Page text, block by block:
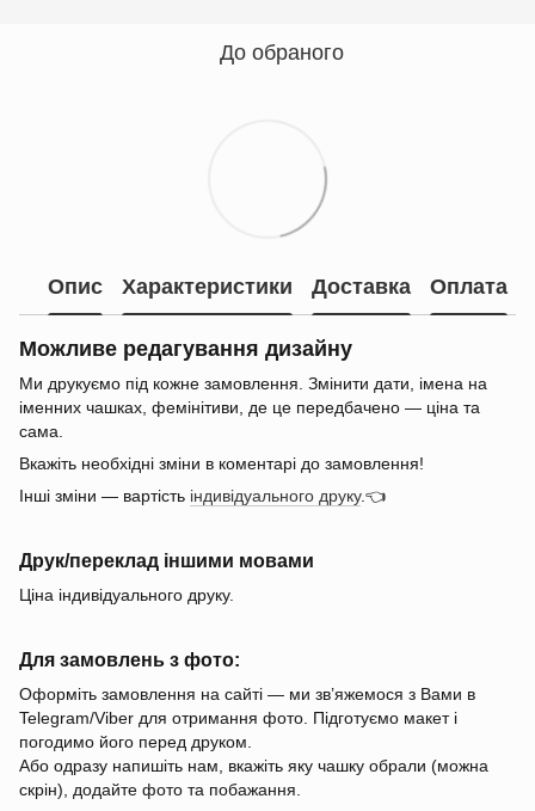
До обраного
Опис Характеристики Доставка Оплата
Можливе редагування дизайну
Ми друкуємо під кожне замовлення. Змінити дати, імена на
іменних чашках, фемінітиви, де це передбачено — ціна та
сама.
Вкажіть необхідні зміни в коментарі до замовлення!
Інші зміни — вартість індивідуального друку.👈
Друк/переклад іншими мовами
Ціна індивідуального друку.
Для замовлень з фото:
Оформіть замовлення на сайті — ми зв’яжемося з Вами в
Telegram/Viber для отримання фото. Підготуємо макет і
погодимо його перед друком.
Або одразу напишіть нам, вкажіть яку чашку обрали (можна
скрін), додайте фото та побажання.